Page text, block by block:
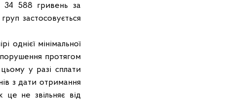
34 588 гривень за
застосовується
мінімальної
протягом
у разі сплати
з дати отримання
це не звільняє від